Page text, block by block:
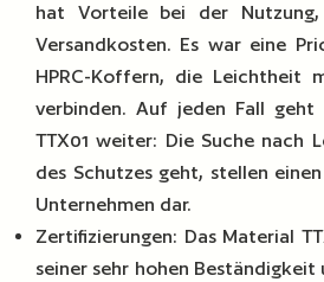
hat Vorteile bei der
Versandkosten. Es war eine
HPRC-Koffern, die Leichtheit
verbinden. Auf jeden Fall
TTX01 weiter: Die Suche nach
des Schutzes geht, stellen
Unternehmen dar.
Zertifizierungen: Das Material
seiner sehr hohen